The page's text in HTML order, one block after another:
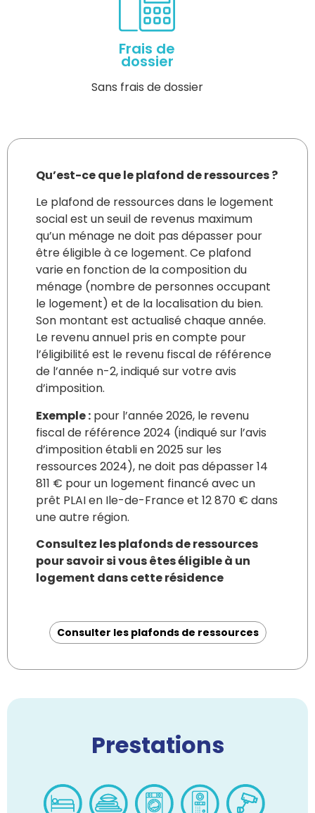
Frais de
dossier
Sans frais de dossier
Qu’est-ce que le plafond de ressources ?
Le plafond de ressources dans le logement
social est un seuil de revenus maximum
qu’un ménage ne doit pas dépasser pour
être éligible à ce logement. Ce plafond
varie en fonction de la composition du
ménage (nombre de personnes occupant
le logement) et de la localisation du bien.
Son montant est actualisé chaque année.
Le revenu annuel pris en compte pour
l’éligibilité est le revenu fiscal de référence
de l’année n-2, indiqué sur votre avis
d’imposition.
Exemple : pour l’année 2026, le revenu
fiscal de référence 2024 (indiqué sur l’avis
d’imposition établi en 2025 sur les
ressources 2024), ne doit pas dépasser 14
811 € pour un logement financé avec un
prêt PLAI en Ile-de-France et 12 870 € dans
une autre région.
Consultez les plafonds de ressources
pour savoir si vous êtes éligible à un
logement dans cette résidence
Consulter les plafonds de ressources
Prestations